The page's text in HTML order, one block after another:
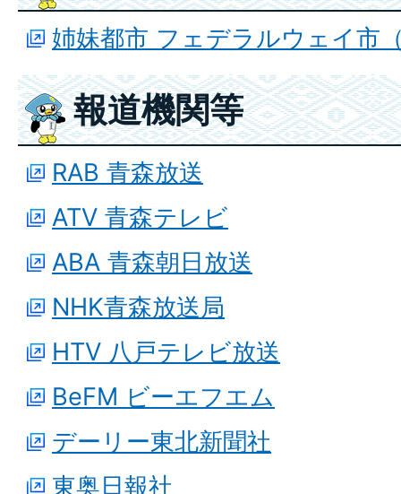
姉妹都市 フェデラルウェイ市
報道機関等
RAB 青森放送
ATV 青森テレビ
ABA 青森朝日放送
NHK青森放送局
HTV 八戸テレビ放送
BeFM ビーエフエム
デーリー東北新聞社
東奥日報社